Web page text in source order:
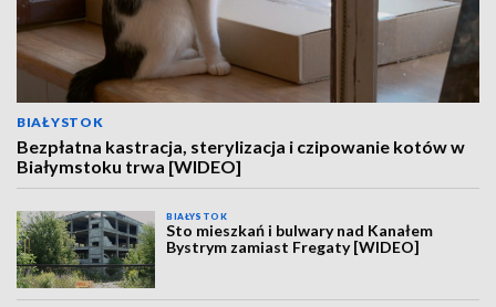
BIAŁYSTOK
Bezpłatna kastracja, sterylizacja i czipowanie kotów w
Białymstoku trwa [WIDEO]
BIAŁYSTOK
Sto mieszkań i bulwary nad Kanałem
Bystrym zamiast Fregaty [WIDEO]